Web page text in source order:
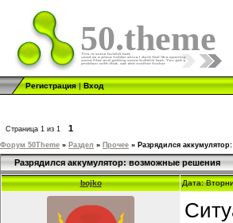
50.theme
Регистрация|Вход
Страница 1 из 1 1
Форум 50Theme » Раздел » Прочее » Разрядился
Разрядился аккумулятор: возможные решения
bojko Дата: